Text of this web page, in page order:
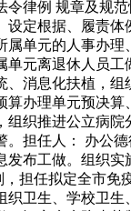
律例 规章及规
定根据、履责
单元的人事办
元离退休人员
、消息化扶植，
办理单元预决
织推进公立病
担任人： 办公
布工做。组织
任拟定全市免
卫生、学校卫